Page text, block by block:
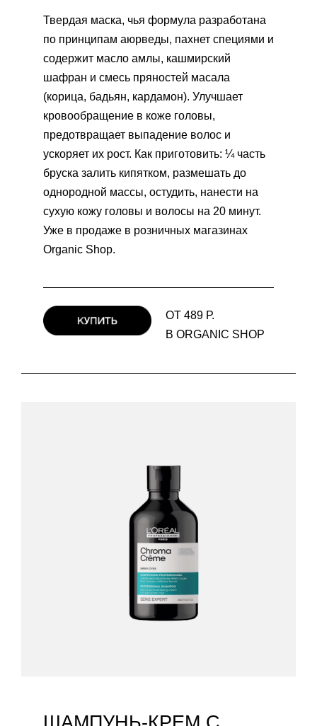
Твердая маска, чья формула разработана
по принципам аюрведы, пахнет специями и
содержит масло амлы, кашмирский
шафран и смесь пряностей масала
(корица, бадьян, кардамон). Улучшает
кровообращение в коже головы,
предотвращает выпадение волос и
ускоряет их рост. Как приготовить: ¼ часть
бруска залить кипятком, размешать до
однородной массы, остудить, нанести на
сухую кожу головы и волосы на 20 минут.
Уже в продаже в розничных магазинах
Organic Shop.
ОТ 489 Р.
В ORGANIC SHOP